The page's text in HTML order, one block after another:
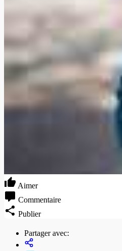
Aimer
Commentaire
Publier
Partager avec: